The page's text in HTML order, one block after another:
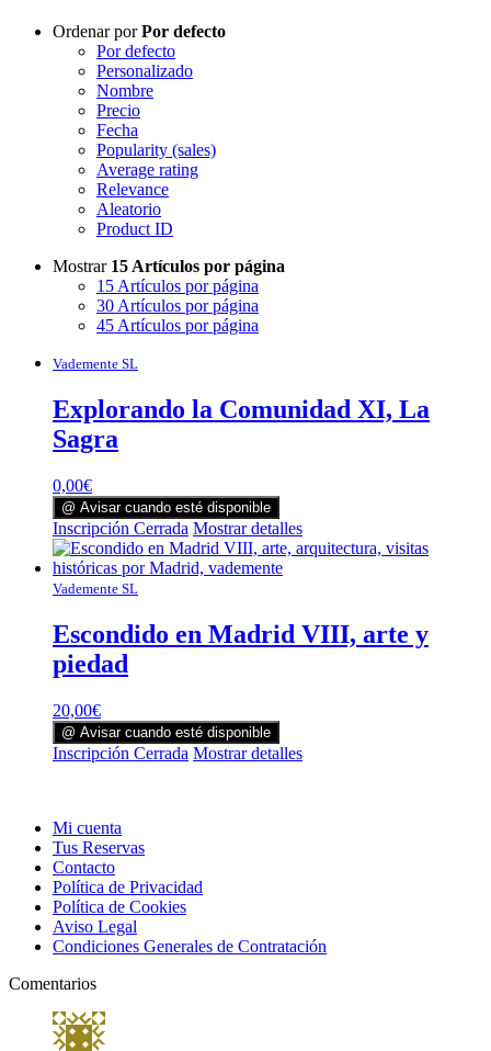
Ordenar porPor defecto
Por defecto
Personalizado
Nombre
Precio
Fecha
Popularity (sales)
Average rating
Relevance
Aleatorio
Product ID
Mostrar 15 Artículos por página
15 Artículos por página
30 Artículos por página
45 Artículos por página
Vademente SL
Explorando la Comunidad XI, La
Sagra
0,00€
@ Avisar cuando esté disponible
Inscripción Cerrada Mostrar detalles
Vademente SL
Escondido en Madrid VIII, arte y
piedad
20,00€
@ Avisar cuando esté disponible
Inscripción Cerrada Mostrar detalles
Mi cuenta
Tus Reservas
Contacto
Política de Privacidad
Política de Cookies
Aviso Legal
Condiciones Generales de Contratación
Comentarios